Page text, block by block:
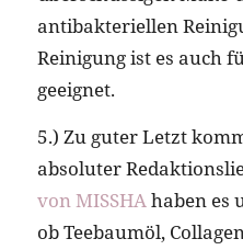
antibakteriellen
Reinigung ist es auch
geeignet.
5.) Zu guter Letzt
absoluter
von MISSHAhaben es
ob Teebaumöl,